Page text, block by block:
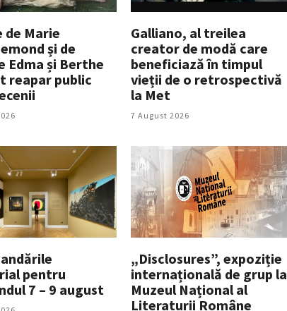
de Marie
și de
Edma și Berthe
reapar public
Galliano, al treilea
creator de modă care
beneficiază în timpul
vieții de o retrospectivă
la Met
7 August 2026
pentru
7 – 9 august
„Disclosures”, expoziție
internațională de grup la
Muzeul Național al
Literaturii Române